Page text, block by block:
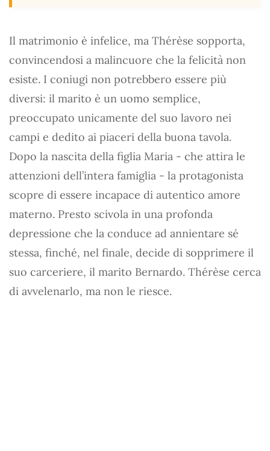
Il matrimonio è infelice, ma Thérèse sopporta,
convincendosi a malincuore che la felicità non
esiste. I coniugi non potrebbero essere più
diversi: il marito è un uomo semplice,
preoccupato unicamente del suo lavoro nei
campi e dedito ai piaceri della buona tavola.
Dopo la nascita della figlia Maria - che attira le
attenzioni dell’intera famiglia - la protagonista
scopre di essere incapace di autentico amore
materno. Presto scivola in una profonda
depressione che la conduce ad annientare sé
stessa, finché, nel finale, decide di sopprimere il
suo carceriere, il marito Bernardo. Thérèse cerca
di avvelenarlo, ma non le riesce.